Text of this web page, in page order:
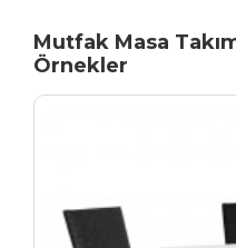
Mutfak Masa
Örnekler